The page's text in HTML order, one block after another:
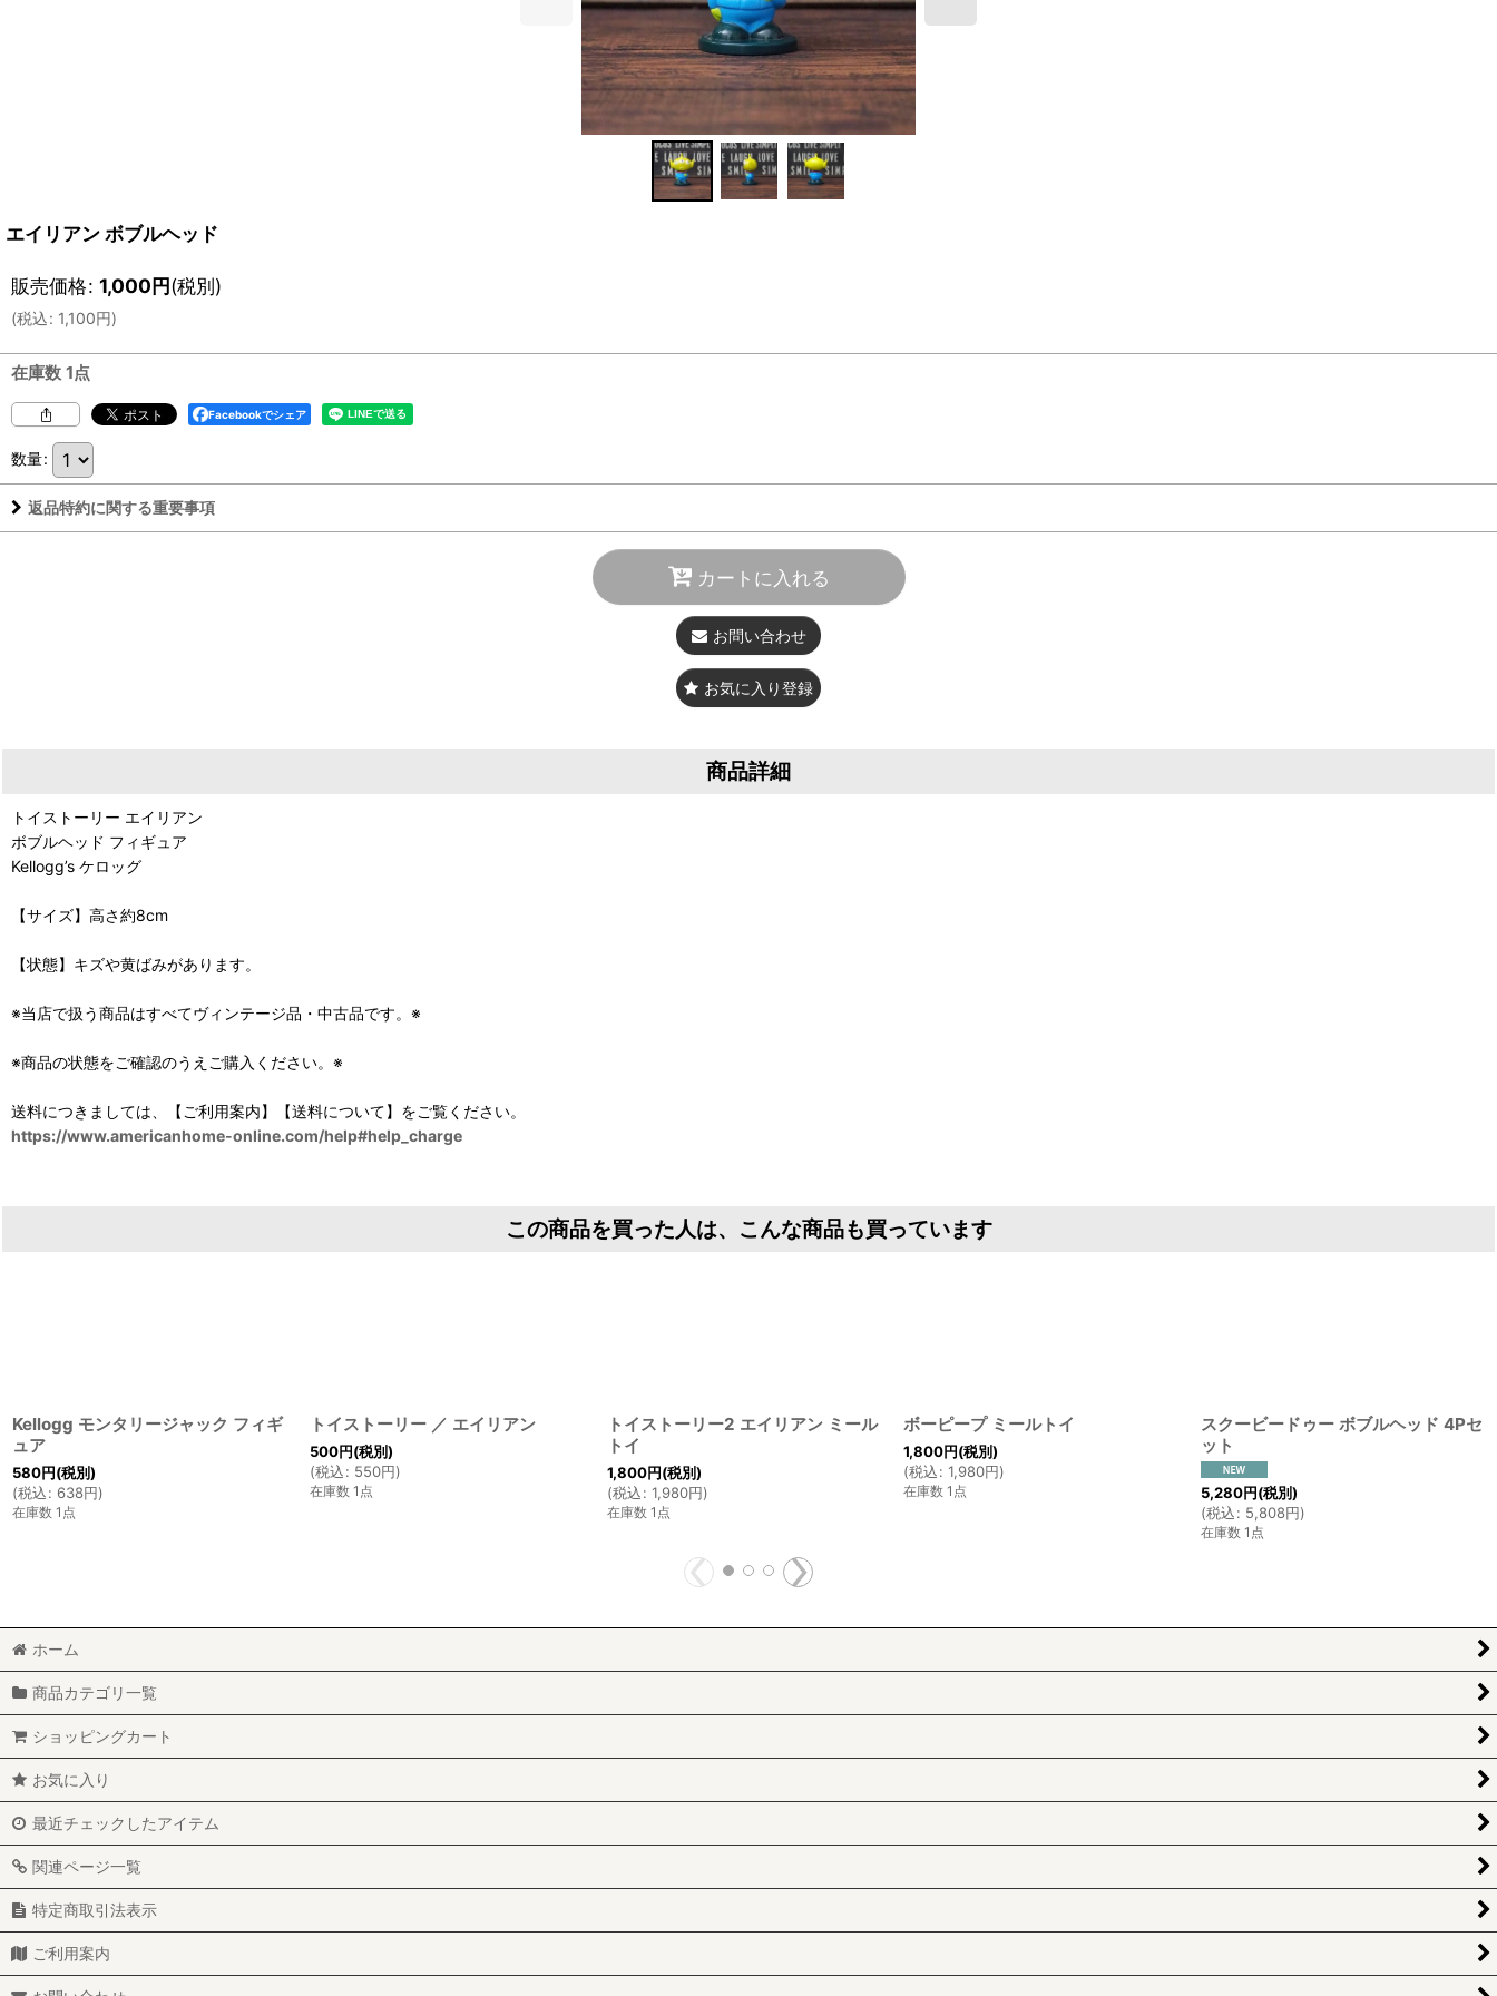
エイリアン ボブルヘッド
販売価格: 1,000円(税別)
(税込: 1,100円)
在庫数 1点
Facebookでシェア
数量:
返品特約に関する重要事項
カートに入れる
お問い合わせ
お気に入り登録
商品詳細
トイストーリー エイリアン
ボブルヘッド フィギュア
Kellogg’s ケロッグ
【サイズ】高さ約8cm
【状態】キズや黄ばみがあります。
※当店で扱う商品はすべてヴィンテージ品・中古品です。※
※商品の状態をご確認のうえご購入ください。※
送料につきましては、【ご利用案内】【送料について】をご覧ください。
https://www.americanhome-online.com/help#help_charge
この商品を買った人は、こんな商品も買っています
Kellogg モンタリージャック フィギ
ュア
580円(税別)
(税込: 638円)
在庫数 1点
トイストーリー ／ エイリアン
500円(税別)
(税込: 550円)
在庫数 1点
トイストーリー2 エイリアン ミール
トイ
1,800円(税別)
(税込: 1,980円)
在庫数 1点
ボーピープ ミールトイ
1,800円(税別)
(税込: 1,980円)
在庫数 1点
スクービードゥー ボブルヘッド 4Pセ
ット
5,280円(税別)
(税込: 5,808円)
在庫数 1点
ホーム
商品カテゴリ一覧
ショッピングカート
お気に入り
最近チェックしたアイテム
関連ページ一覧
特定商取引法表示
ご利用案内